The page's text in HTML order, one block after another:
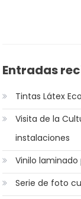
Entradas
Tintas Látex
Visita de la
instalaciones
Vinilo
Serie de foto